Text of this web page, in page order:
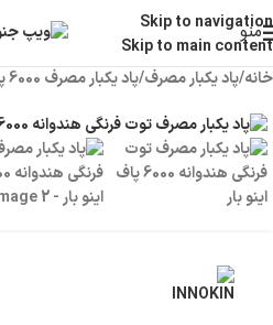
Skip to navigation
Skip to main content
تیپاکس
منو
خانه/پاد یکبار مصرف/پاد یکبار مصرف 6000 پاف